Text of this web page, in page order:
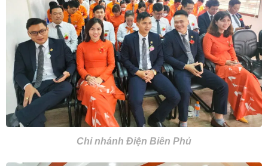
Chi nhánh Điện Biên Phủ